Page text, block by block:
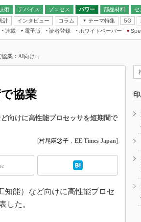
術
デバイス
プロセス パワー 部品材料 セ
無線
計 インタビュー コラム
テーマ特集
ルAI
査（EE Times Research）
計（EDN Japan）
トロニクス入門（EDN
5G
IoT・エッジ
EXPO
TECHNO-
人とくるま展
連載
電子版
読者登録 ホワイトペーパー
業：AI向け...
協業
向けに高性能プロセッサを短期間で
[村尾麻悠子 ， EE Times Japan]
知能）など向けに高性能プロセ
した。